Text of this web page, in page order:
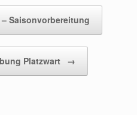
Saisonvorbereitung
Platzwart →